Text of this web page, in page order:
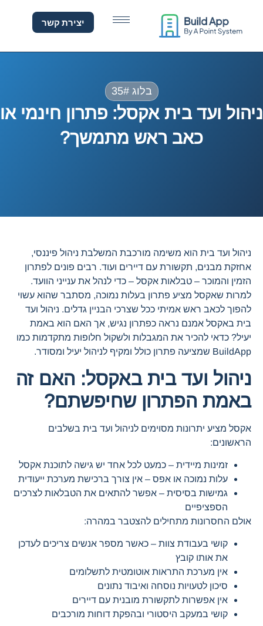
ניהול ועד בית אקסל:
יצירת קשר
בלוג 35#
ניהול ועד בית אקסל: פתרון חינמי או
כאב ראש מתמשך?
ניהול ועד בית הוא משימה מורכבת המשלבת ניהול פיננסי,
אחזקת מבנים, תקשורת עם דיירים ועוד. רבים פונים לפתרון
הזמין והמוכר – טבלאות אקסל – כדי לנהל את ענייני הוועד.
למרות שאקסל מציע פתרון בעלות נמוכה, מסתבר שהוא עשוי
להפוך לכאב ראש אמיתי ככל שצרכי הבניין גדלים. ניהול ועד
בית באקסל אמנם נראה כפתרון נגיש, אך האם הוא באמת
יעיל? כדאי להכיר את המגבלות ולשקול חלופות מתקדמות כמו
BuildApp שמציעה פתרון כולל ומקיף לניהול יעיל ומסודר.
ניהול ועד בית באקסל: האם זה
באמת הפתרון שחיפשתם?
אקסל מציע יתרונות מסוימים לניהול ועד בית בשלבים
הראשונים:
זמינות מיידית – כמעט לכל אחד יש גישה לתוכנת אקסל
עלות נמוכה או אפס – אין צורך ברכישת מערכת ייעודית
גמישות בסיסית – אפשר להתאים את הטבלאות לצרכים
הספציפיים
אולם החסרונות מתחילים להצטבר במהרה:
קושי בעבודת צוות – כאשר מספר אנשים צריכים לעדכן
את אותו קובץ
אין מערכת התראות אוטומטית לתשלומים
סיכון לטעויות נוסחה ואיבוד נתונים
אין אפשרות לתקשורת מובנית עם דיירים
קושי במעקב היסטורי ובהפקת דוחות מורכבים